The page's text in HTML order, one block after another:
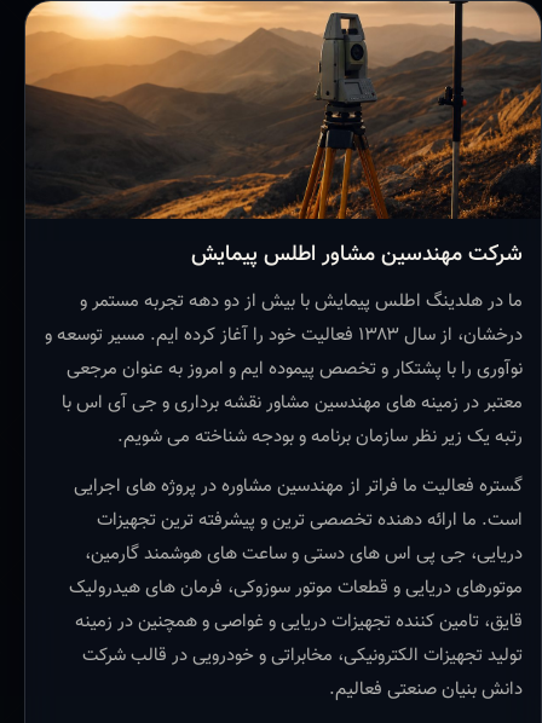
شرکت مهندسین مشاور اطلس پیمایش
ما در هلدینگ اطلس پیمایش با بیش از دو دهه تجربه مستمر و
درخشان، از سال ۱۳۸۳ فعالیت خود را آغاز کرده ایم. مسیر توسعه و
نوآوری را با پشتکار و تخصص پیموده ایم و امروز به عنوان مرجعی
معتبر در زمینه های مهندسین مشاور نقشه برداری و جی آی اس با
رتبه یک زیر نظر سازمان برنامه و بودجه شناخته می شویم.
گستره فعالیت ما فراتر از مهندسین مشاوره در پروژه های اجرایی
است. ما ارائه دهنده تخصصی ترین و پیشرفته ترین تجهیزات
دریایی، جی پی اس های دستی و ساعت های هوشمند گارمین،
موتورهای دریایی و قطعات موتور سوزوکی، فرمان های هیدرولیک
قایق، تامین کننده تجهیزات دریایی و غواصی و همچنین در زمینه
تولید تجهیزات الکترونیکی، مخابراتی و خودرویی در قالب شرکت
دانش بنیان صنعتی فعالیم.